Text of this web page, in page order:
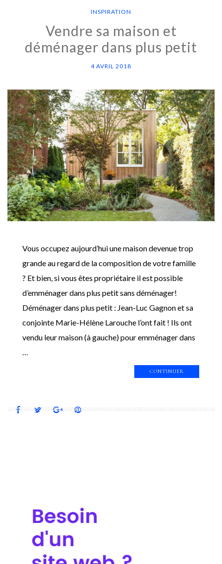
INSPIRATION
Vendre sa maison et
déménager dans plus petit
4 AVRIL 2018
Vous occupez aujourd’hui une maison devenue trop
grande au regard de la composition de votre famille
? Et bien, si vous êtes propriétaire il est possible
d’emménager dans plus petit sans déménager!
Déménager dans plus petit : Jean-Luc Gagnon et sa
conjointe Marie-Hélène Larouche l’ont fait ! Ils ont
vendu leur maison (à gauche) pour emménager dans
…
CONTINUER